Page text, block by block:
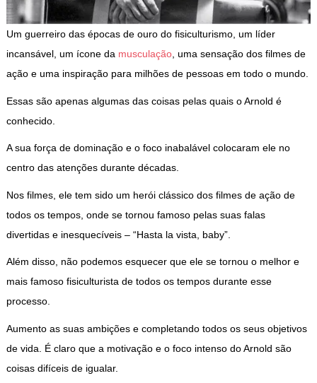
Um guerreiro das épocas de ouro do fisiculturismo, um líder
incansável, um ícone da musculação, uma sensação dos filmes de
ação e uma inspiração para milhões de pessoas em todo o mundo.
Essas são apenas algumas das coisas pelas quais o Arnold é
conhecido.
A sua força de dominação e o foco inabalável colocaram ele no
centro das atenções durante décadas.
Nos filmes, ele tem sido um herói clássico dos filmes de ação de
todos os tempos, onde se tornou famoso pelas suas falas
divertidas e inesquecíveis – “Hasta la vista, baby”.
Além disso, não podemos esquecer que ele se tornou o melhor e
mais famoso fisiculturista de todos os tempos durante esse
processo.
Aumento as suas ambições e completando todos os seus objetivos
de vida. É claro que a motivação e o foco intenso do Arnold são
coisas difíceis de igualar.